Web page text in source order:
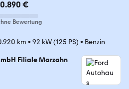
€
Bewertung
km • 92 kW (125 PS) • Benzin
Filiale Marzahn